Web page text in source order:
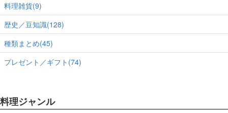
料理雑貨(9)
歴史／豆知識(128)
種類まとめ(45)
プレゼント／ギフト(74)
料理ジャンル